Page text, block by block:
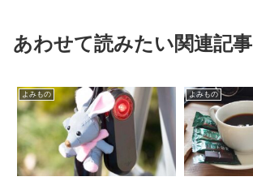
あわせて読みたい関連記事
よみもの よみもの